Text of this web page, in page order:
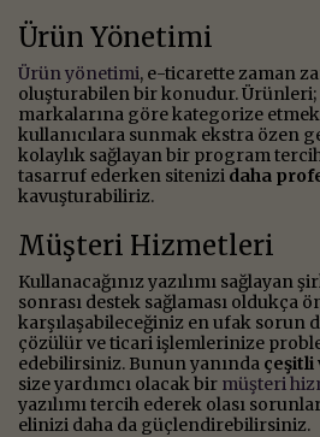
Ürün Yönetimi
Ürün yönetimi, e-ticarette zaman
oluşturabilen bir konudur. Ürünleri;
markalarına göre kategorize
kullanıcılara sunmak ekstra özen
kolaylık sağlayan bir program
tasarruf ederken sitenizi daha
kavuşturabiliriz.
Müşteri Hizmetleri
Kullanacağınız yazılımı sağlayan
sonrası destek sağlaması oldukça
karşılaşabileceğiniz en ufak sorun
çözülür ve ticari işlemlerinize
edebilirsiniz. Bunun yanında çeşitli
size yardımcı olacak bir müşteri
yazılımı tercih ederek olası
elinizi daha da güçlendirebilirsiniz.